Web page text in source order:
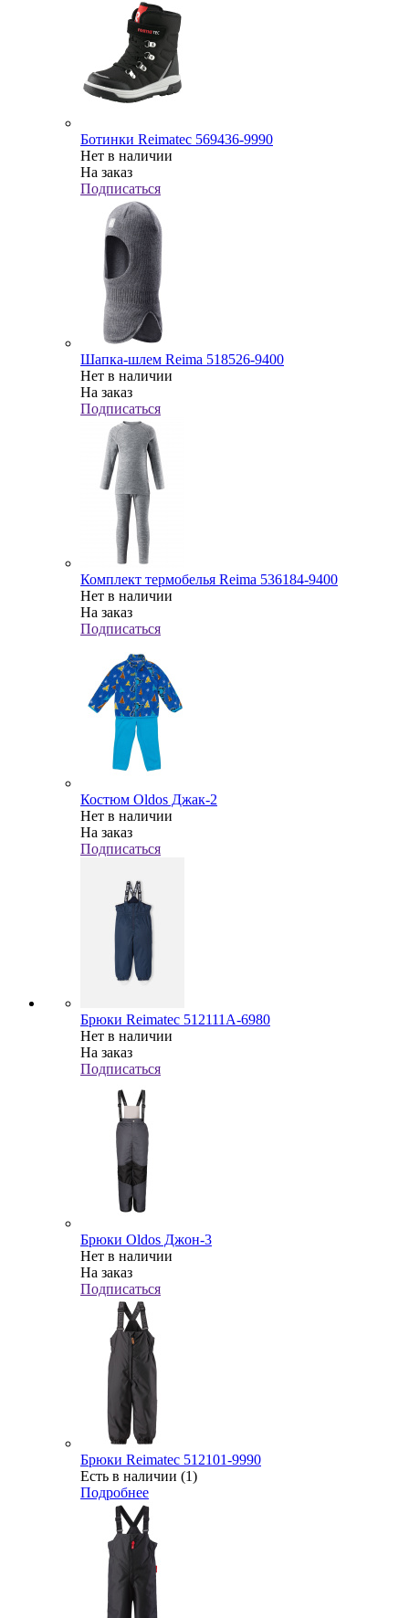
Ботинки Reimatec 569436-9990
Нет в наличии
На заказ
Подписаться
Шапка-шлем Reima 518526-9400
Нет в наличии
На заказ
Подписаться
Комплект термобелья Reima 536184-9400
Нет в наличии
На заказ
Подписаться
Костюм Oldos Джак-2
Нет в наличии
На заказ
Подписаться
Брюки Reimatec 512111А-6980
Нет в наличии
На заказ
Подписаться
Брюки Oldos Джон-3
Нет в наличии
На заказ
Подписаться
Брюки Reimatec 512101-9990
Есть в наличии (1)
Подробнее